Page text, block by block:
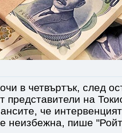
в четвъртък, след
представители на
че
неизбежна, пише